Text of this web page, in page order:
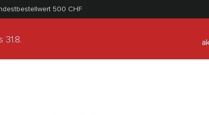
500 CHF
31.8.